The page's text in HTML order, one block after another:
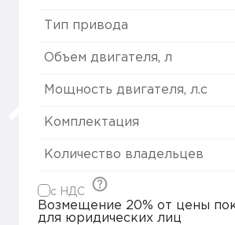
Тип привода
Объем двигателя, л
Мощность двигателя, л.с
Комплектация
Количество владельцев
c НДС
Возмещение 20% от цены
для юридических лиц